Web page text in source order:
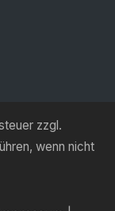
zzgl.
wenn nicht